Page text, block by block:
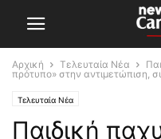
Αρχική Τελευταία Νέα
πρότυπο» στην αντιμετώπιση,
Τελευταία Νέα
Παιδική